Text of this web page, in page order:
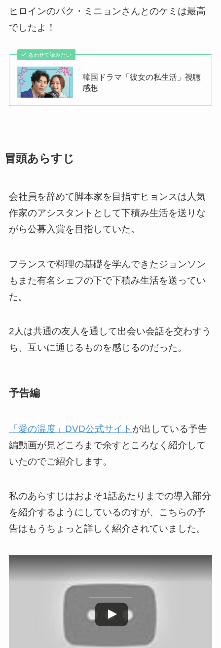
ヒロインのパク・ミニョンさんとのケミは最高
でしたよ！
あわせて読みたい
韓国ドラマ「彼女の私生活」視聴
感想
冒頭あらすじ
会社員を辞めて脚本家を目指すヒョンスは人気
作家のアシスタントとして下積み生活を送りな
がら公募入賞を目指していた。
フランスで料理の基礎を学んできたジョンソン
もまた有名シェフの下で下積み生活を送ってい
た。
2人は共通の友人を通して出会い会話を交わすう
ち、互いに通じるものを感じるのだった。
予告編
「愛の温度」DVD公式サイト が出している予告
編動画が見どころまで余すところなく紹介して
いたのでご紹介します。
私のあらすじはおよそ1話あたりまでの導入部分
を紹介するようにしているのすが、こちらの予
告はもうちょっと詳しく紹介されていました。
この動画を YouTube で視聴